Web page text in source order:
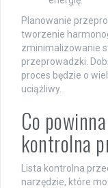
Planowanie
tworzenie
zminimalizowanie
przeprowadzki.
proces będzie o
uciążliwy.
Co
kontrolna
Lista kontrolna
narzędzie, które